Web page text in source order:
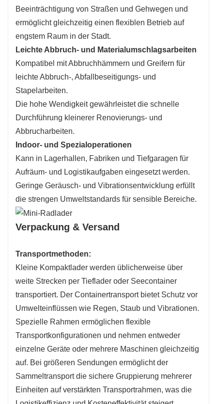
Beeinträchtigung von Straßen und Gehwegen und
ermöglicht gleichzeitig einen flexiblen Betrieb auf
engstem Raum in der Stadt.
Leichte Abbruch- und Materialumschlagsarbeiten
Kompatibel mit Abbruchhämmern und Greifern für
leichte Abbruch-, Abfallbeseitigungs- und
Stapelarbeiten.
Die hohe Wendigkeit gewährleistet die schnelle
Durchführung kleinerer Renovierungs- und
Abbrucharbeiten.
Indoor- und Spezialoperationen
Kann in Lagerhallen, Fabriken und Tiefgaragen für
Aufräum- und Logistikaufgaben eingesetzt werden.
Geringe Geräusch- und Vibrationsentwicklung erfüllt
die strengen Umweltstandards für sensible Bereiche.
Verpackung & Versand
Transportmethoden:
Kleine Kompaktlader werden üblicherweise über
weite Strecken per Tieflader oder Seecontainer
transportiert. Der Containertransport bietet Schutz vor
Umwelteinflüssen wie Regen, Staub und Vibrationen.
Spezielle Rahmen ermöglichen flexible
Transportkonfigurationen und nehmen entweder
einzelne Geräte oder mehrere Maschinen gleichzeitig
auf. Bei größeren Sendungen ermöglicht der
Sammeltransport die sichere Gruppierung mehrerer
Einheiten auf verstärkten Transportrahmen, was die